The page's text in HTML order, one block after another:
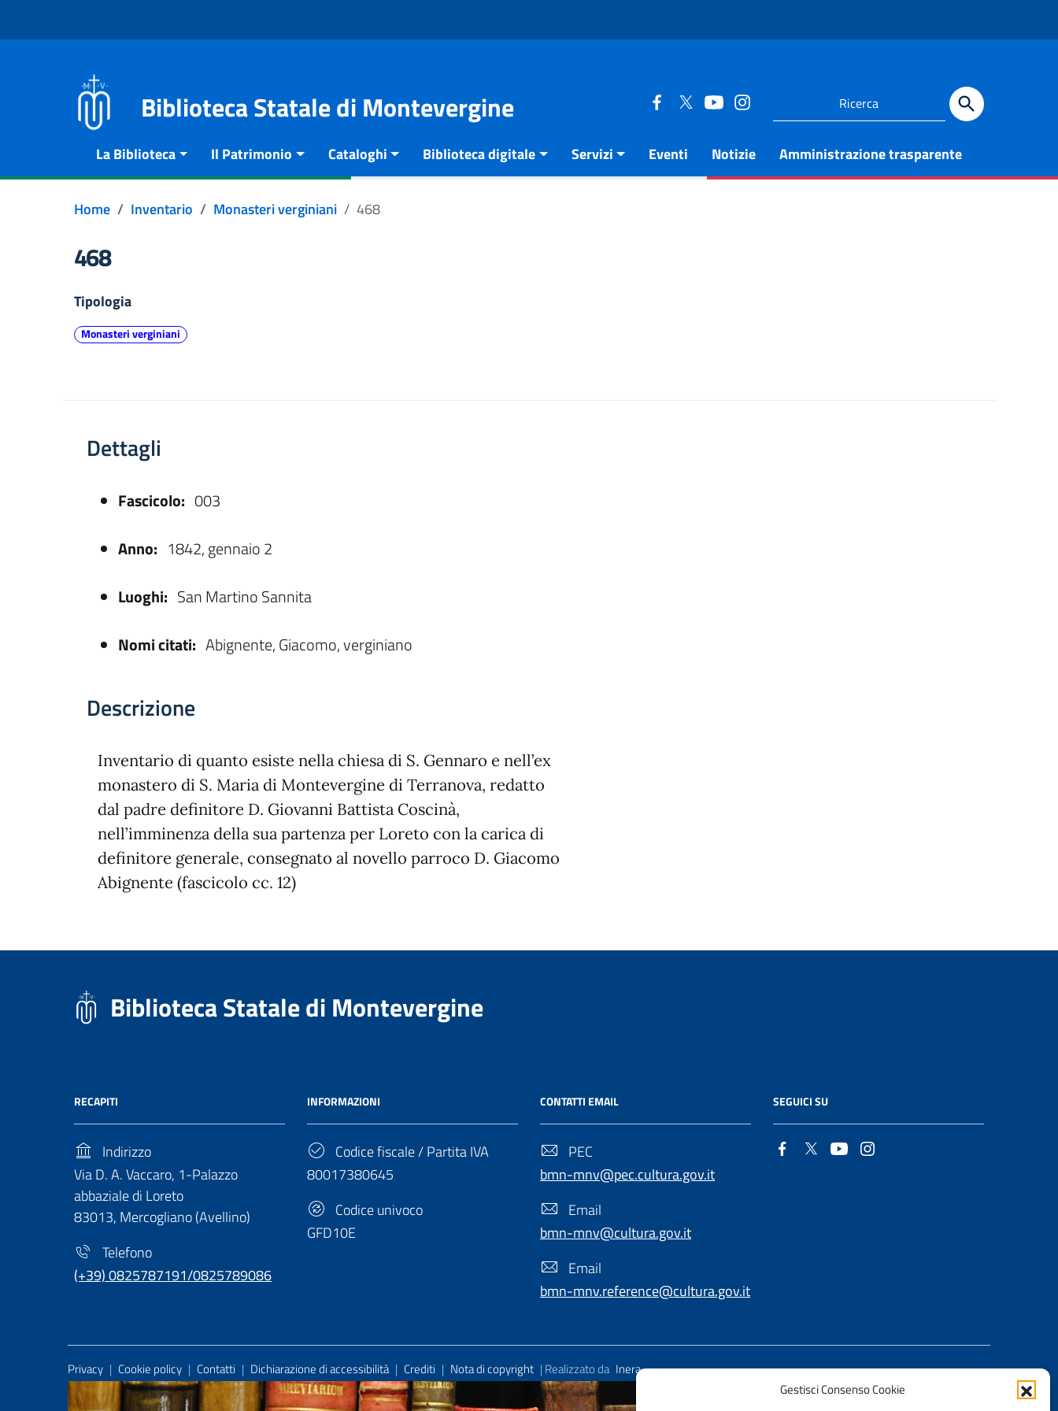
Gestisci Consenso Cookie
Biblioteca Statale di Montevergine
La Biblioteca Il Patrimonio Cataloghi Biblioteca digitale Servizi Eventi Notizie Amministrazione trasparente
Home Inventario Monasteri verginiani 468
468
Tipologia
Monasteri verginiani
Dettagli
Fascicolo: 003
Anno: 1842, gennaio 2
Luoghi: San Martino Sannita
Nomi citati: Abignente, Giacomo, verginiano
Descrizione
Inventario di quanto esiste nella chiesa di S. Gennaro e nell’ex
monastero di S. Maria di Montevergine di Terranova, redatto
dal padre definitore D. Giovanni Battista Coscinà,
nell’imminenza della sua partenza per Loreto con la carica di
definitore generale, consegnato al novello parroco D. Giacomo
Abignente (fascicolo cc. 12)
Biblioteca Statale di Montevergine
RECAPITI
Indirizzo
Via D. A. Vaccaro, 1-Palazzo
abbaziale di Loreto
83013, Mercogliano (Avellino)
Telefono
(+39) 0825787191/0825789086
INFORMAZIONI
Codice fiscale / Partita IVA
80017380645
Codice univoco
GFD10E
CONTATTI EMAIL
PEC
bmn-mnv@pec.cultura.gov.it
Email
bmn-mnv@cultura.gov.it
Email
bmn-mnv.reference@cultura.gov.it
SEGUICI SU
Useful Links Section
Privacy | Cookie policy | Contatti | Dichiarazione di accessibilità | Crediti | Nota di copyright | Realizzato da Inera